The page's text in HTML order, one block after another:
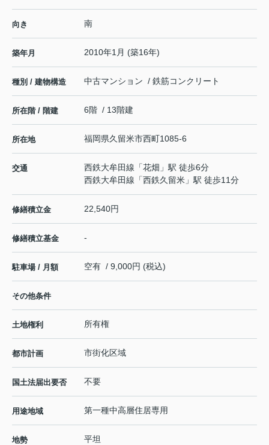
向き 南
築年月 2010年1月 (築16年)
種別 / 建物構造 中古マンション / 鉄筋コンクリート
所在階 / 階建 6階 / 13階建
所在地 福岡県久留米市西町1085-6
交通 西鉄大牟田線 「花畑 」駅 徒歩6分
西鉄大牟田線 「西鉄久留米 」駅 徒歩11分
修繕積立金 22,540円
修繕積立基金 -
駐車場 / 月額 空有 / 9,000円 (税込)
その他条件
土地権利 所有権
都市計画 市街化区域
国土法届出要否 不要
用途地域 第一種中高層住居専用
地勢 平坦